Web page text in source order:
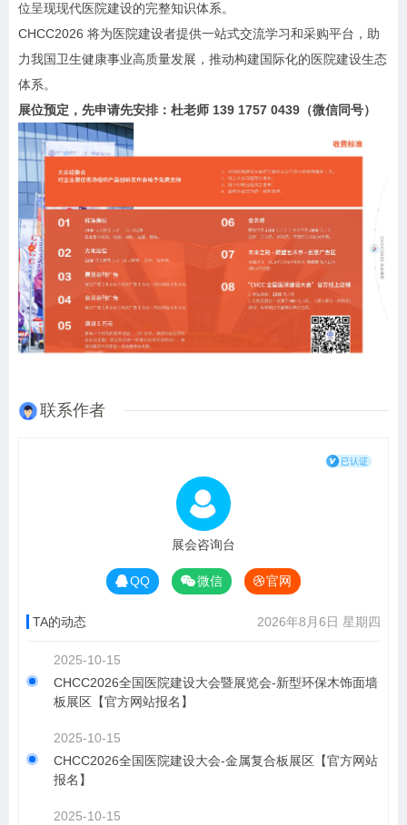
位呈现现代医院建设的完整知识体系。
CHCC2026 将为医院建设者提供一站式交流学习和采购平台，助
力我国卫生健康事业高质量发展，推动构建国际化的医院建设生态
体系。
展位预定，先申请先安排：杜老师 139 1757 0439（微信同号）
联系作者
展会咨询台
QQ 微信 官网
TA的动态 2026年8月6日 星期四
2025-10-15
CHCC2026全国医院建设大会暨展览会-新型环保木饰面墙
板展区【官方网站报名】
2025-10-15
CHCC2026全国医院建设大会-金属复合板展区【官方网站
报名】
2025-10-15